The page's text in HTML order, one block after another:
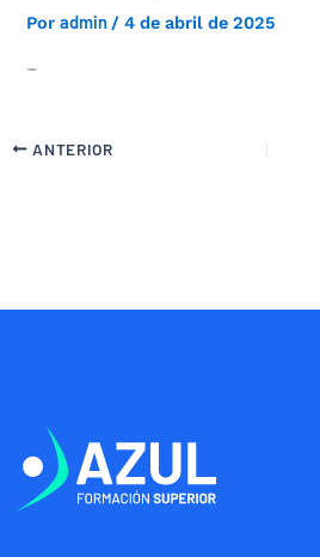
Poradmin /4 de abril de 2025
–
ANTERIOR